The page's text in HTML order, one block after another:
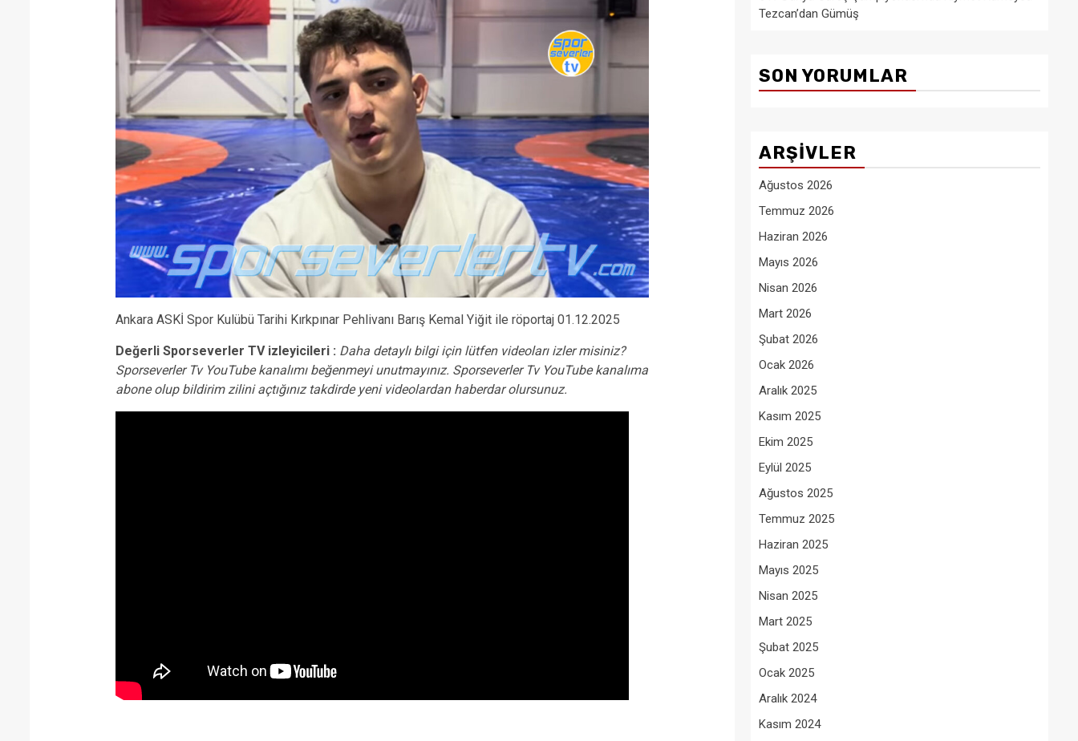
Ankara ASKİ Spor Kulübü Tarihi Kırkpınar Pehlivanı Barış Kemal Yiğit ile röportaj 01.12.2025
Değerli Sporseverler TV izleyicileri : Daha detaylı bilgi için lütfen videoları izler misiniz?
Sporseverler Tv YouTube kanalımı beğenmeyi unutmayınız. Sporseverler Tv YouTube kanalıma
abone olup bildirim zilini açtığınız takdirde yeni videolardan haberdar olursunuz.
Tezcan’dan Gümüş
SON YORUMLAR
ARŞIVLER
Ağustos 2026
Temmuz 2026
Haziran 2026
Mayıs 2026
Nisan 2026
Mart 2026
Şubat 2026
Ocak 2026
Aralık 2025
Kasım 2025
Ekim 2025
Eylül 2025
Ağustos 2025
Temmuz 2025
Haziran 2025
Mayıs 2025
Nisan 2025
Mart 2025
Şubat 2025
Ocak 2025
Aralık 2024
Kasım 2024